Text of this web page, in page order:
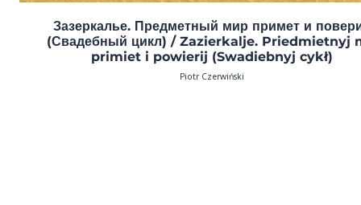
Зазеркалье. Предметный мир примет и
(Свадебный цикл) / Zazierkalje. Priedmietnyj
primiet i powierij (Swadiebnyj cykł)
Piotr Czerwiński